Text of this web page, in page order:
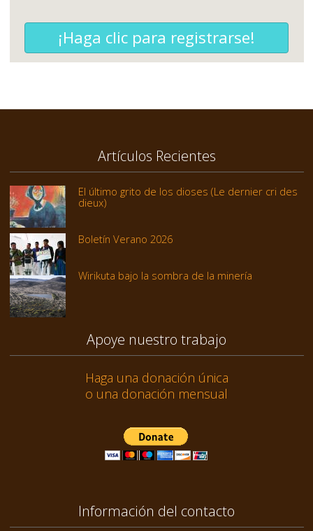
¡Haga clic para registrarse!
Artículos Recientes
El último grito de los dioses (Le dernier cri des
dieux)
Boletín Verano 2026
Wirikuta bajo la sombra de la minería
Apoye nuestro trabajo
Haga una donación única
o una donación mensual
Información del contacto